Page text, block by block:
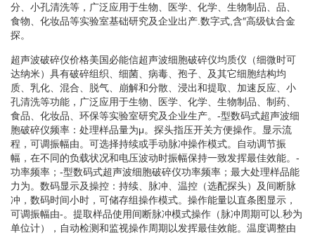
分、小孔清洗等，广泛应用于生物、医学、化学、生物制品、品、
食物、化妆品等实验室基础研究及企业出产.数字式,含″高级钛合金
探。
超声波破碎仪价格美国必能信超声波细胞破碎仪均质仪（细微时可
达纳米）具有破碎组织、细菌、病毒、孢子、及其它细胞结构均
质、乳化、混合、脱气、崩解和分散、浸出和提取、加速反应、小
孔清洗等功能，广泛应用于生物、医学、化学、生物制品、制药、
食品、化妆品、环保等实验室研究及企业生产。-型数码式超声波细
胞破碎仪频率：处理样品量为μ。探头指压开关方便操作。显示流
程，可调振幅由。可选择持续或手动脉冲操作模式。自动调节振
幅，在不同的负载状况和电压波动时振幅保持一致发挥最佳效能。-
功率频率；-型数码式超声波细胞破碎仪功率频率；最大处理样品能
力为。数码显示及操控：持续、脉冲、温控（选配探头）及间断脉
冲，数码时间小时，可储存组操作模式。操作能量以直条图显示，
可调振幅由-。提取样品使用间断脉冲模式操作（脉冲周期可以.秒为
单位计），自动检测和监视操作周期以发挥最佳效能。温度调整由